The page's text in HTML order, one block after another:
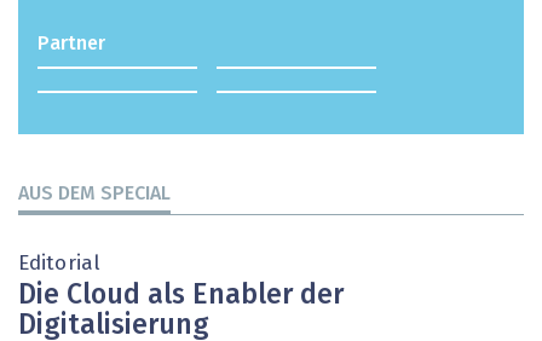
Partner
AUS DEM SPECIAL
Editorial
Die Cloud als Enabler der
Digitalisierung